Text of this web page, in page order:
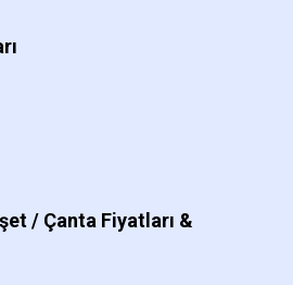
/ Çanta Fiyatları &